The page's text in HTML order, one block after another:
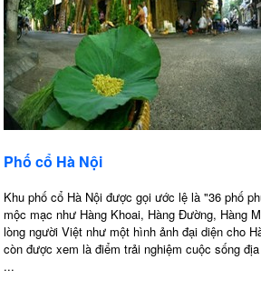
Phố cổ Hà Nội
Khu phố cổ Hà Nội được gọi ước lệ là "36 phố
mộc mạc như Hàng Khoai, Hàng Đường, Hàng
lòng người Việt như một hình ảnh đại diện cho
còn được xem là điểm trải nghiệm cuộc sống
...